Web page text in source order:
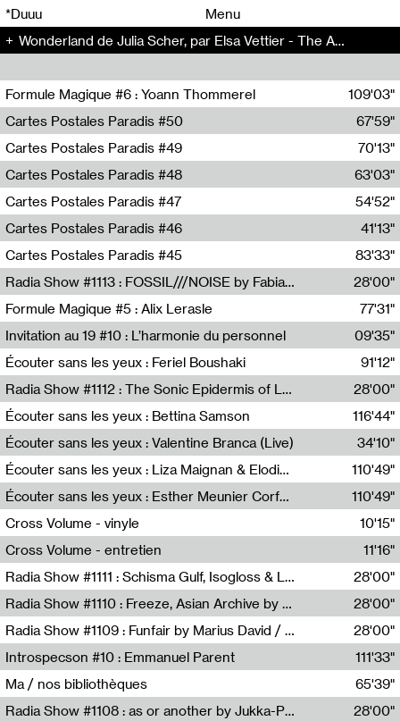
*Duuu
Menu
Wonderland de Julia Scher, par Elsa Vettier - The Artificial Kid (14)
Formule Magique #6 : Yoann Thommerel
Nathalie Lacroix,Yoann Thommerel
109'03"
Cartes Postales Paradis #50
Zoé Leroux
67'59"
Cartes Postales Paradis #49
Aurore Portales
70'13"
Cartes Postales Paradis #48
Mathias Dupaquier
63'03"
Cartes Postales Paradis #47
Raymond Engramer
54'52"
Cartes Postales Paradis #46
Sarah Banville
41'13"
Cartes Postales Paradis #45
Mateo Cuin
83'33"
Radia Show #1113 : FOSSIL///NOISE by Fabiana Gibim / Wave Farm
Wave Farm
28'00"
Formule Magique #5 : Alix Lerasle
Nathalie Lacroix
77'31"
Invitation au 19 #10 : L’harmonie du personnel
19, CRAC
09'35"
Écouter sans les yeux : Feriel Boushaki
Feriel Boushaki
91'12"
Radia Show #1112 : The Sonic Epidermis of Lake Léman by Paul Courlet / Guest Slot
28'00"
Écouter sans les yeux : Bettina Samson
Bettina Samson
116'44"
Écouter sans les yeux : Valentine Branca (Live)
Valentine Branca
34'10"
Écouter sans les yeux : Liza Maignan & Elodie Lecat
Liza Maignan,Elodie Lecat
110'49"
Écouter sans les yeux : Esther Meunier Corfdyr
Esther Meunier Corfdyr
110'49"
Cross Volume - vinyle
10'15"
Cross Volume - entretien
11'16"
Radia Show #1111 : Schisma Gulf, Isogloss & Lament For The Old Clock By Harvey Young / Resonance
Resonance
28'00"
Radia Show #1110 : Freeze, Asian Archive by Avita Maheen / Radio Worm
Radio WORM
28'00"
Radia Show #1109 : Funfair by Marius David / JET FM
Jet FM
28'00"
Introspecson #10 : Emmanuel Parent
Pierre Henry,Emmanuel Parent
111'33"
Ma / nos bibliothèques
Sarah Tritz,Elene Lapiashivili,Justin Marconnet,Mateo Cuche,Esther Lechevalier,Suzie Lecroart,Romance Castelet
65'39"
Radia Show #1108 : as or another by Jukka-Pekka Kervinen / Rádio Zero
28'00"
00 00
00 00